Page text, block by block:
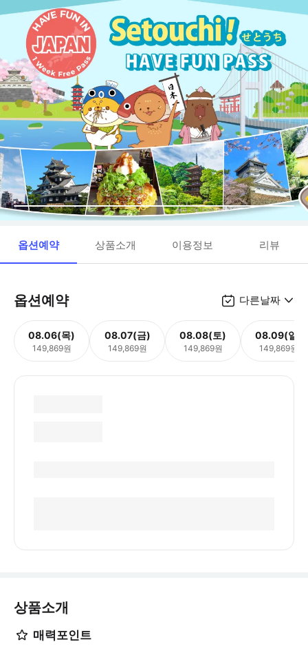
옵션예약 상품소개 이용정보 리뷰
옵션예약 다른날짜
08.06(목)
149,869원
08.07(금)
149,869원
08.08(토)
149,869원
08.09(일)
149,869원
상품소개
매력포인트